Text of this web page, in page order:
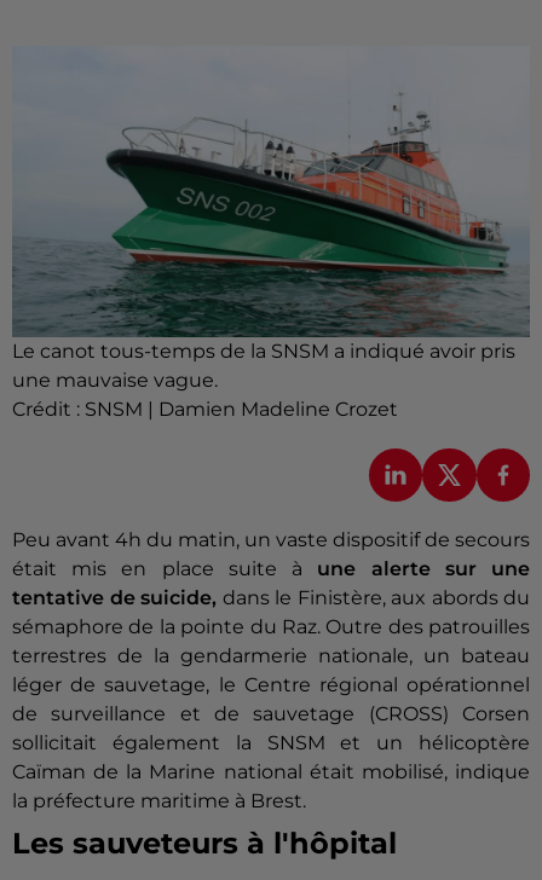
Le canot tous-temps de la SNSM a indiqué avoir pris
une mauvaise vague.
Crédit : SNSM | Damien Madeline Crozet
Peu avant 4h du matin, un vaste dispositif de secours
était mis en place suite à une alerte sur une
tentative de suicide, dans le Finistère, aux abords du
sémaphore de la pointe du Raz. Outre des patrouilles
terrestres de la gendarmerie nationale, un bateau
léger de sauvetage, le Centre régional opérationnel
de surveillance et de sauvetage (CROSS) Corsen
sollicitait également la SNSM et un hélicoptère
Caïman de la Marine national était mobilisé, indique
la préfecture maritime à Brest.
Les sauveteurs à l'hôpital